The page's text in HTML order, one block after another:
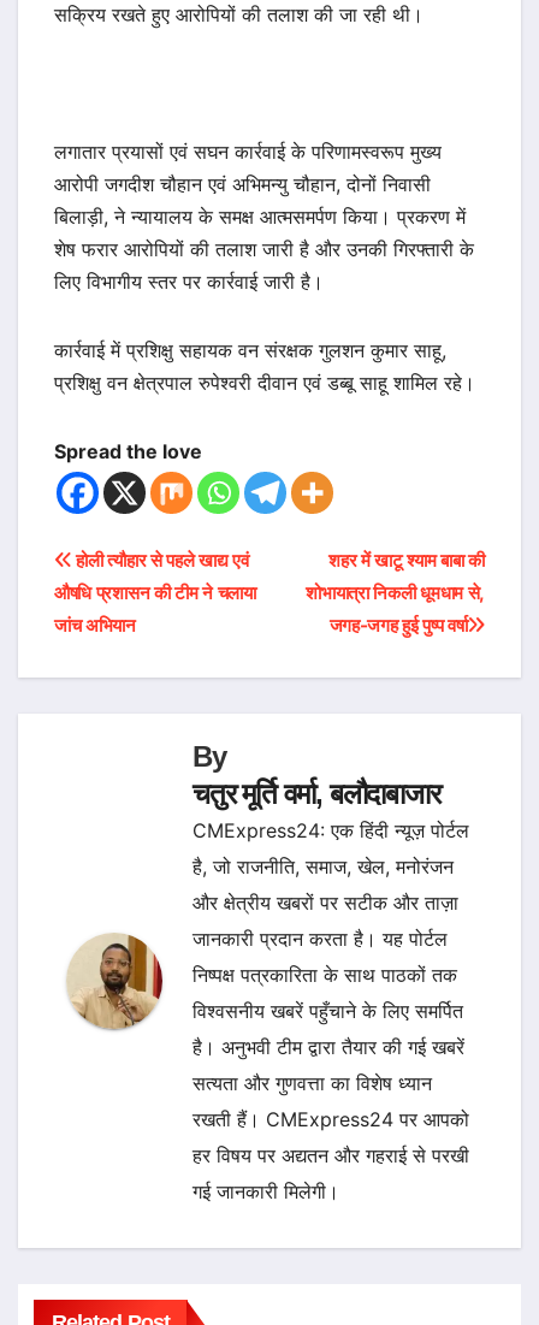
सक्रिय रखते हुए आरोपियों की तलाश की जा रही थी।
लगातार प्रयासों एवं सघन कार्रवाई के परिणामस्वरूप मुख्य
आरोपी जगदीश चौहान एवं अभिमन्यु चौहान, दोनों निवासी
बिलाड़ी, ने न्यायालय के समक्ष आत्मसमर्पण किया। प्रकरण में
शेष फरार आरोपियों की तलाश जारी है और उनकी गिरफ्तारी के
लिए विभागीय स्तर पर कार्रवाई जारी है।
कार्रवाई में प्रशिक्षु सहायक वन संरक्षक गुलशन कुमार साहू,
प्रशिक्षु वन क्षेत्रपाल रुपेश्वरी दीवान एवं डब्बू साहू शामिल रहे।
Spread the love
Post
navigation
शहर में खाटू श्याम बाबा की
शोभायात्रा निकली धूमधाम से,
जगह-जगह हुई पुष्प वर्षा
होली त्यौहार से पहले खाद्य एवं
औषधि प्रशासन की टीम ने चलाया
जांच अभियान
By
चतुर मूर्ति वर्मा, बलौदाबाजार
CMExpress24: एक हिंदी न्यूज़ पोर्टल
है, जो राजनीति, समाज, खेल, मनोरंजन
और क्षेत्रीय खबरों पर सटीक और ताज़ा
जानकारी प्रदान करता है। यह पोर्टल
निष्पक्ष पत्रकारिता के साथ पाठकों तक
विश्वसनीय खबरें पहुँचाने के लिए समर्पित
है। अनुभवी टीम द्वारा तैयार की गई खबरें
सत्यता और गुणवत्ता का विशेष ध्यान
रखती हैं। CMExpress24 पर आपको
हर विषय पर अद्यतन और गहराई से परखी
गई जानकारी मिलेगी।